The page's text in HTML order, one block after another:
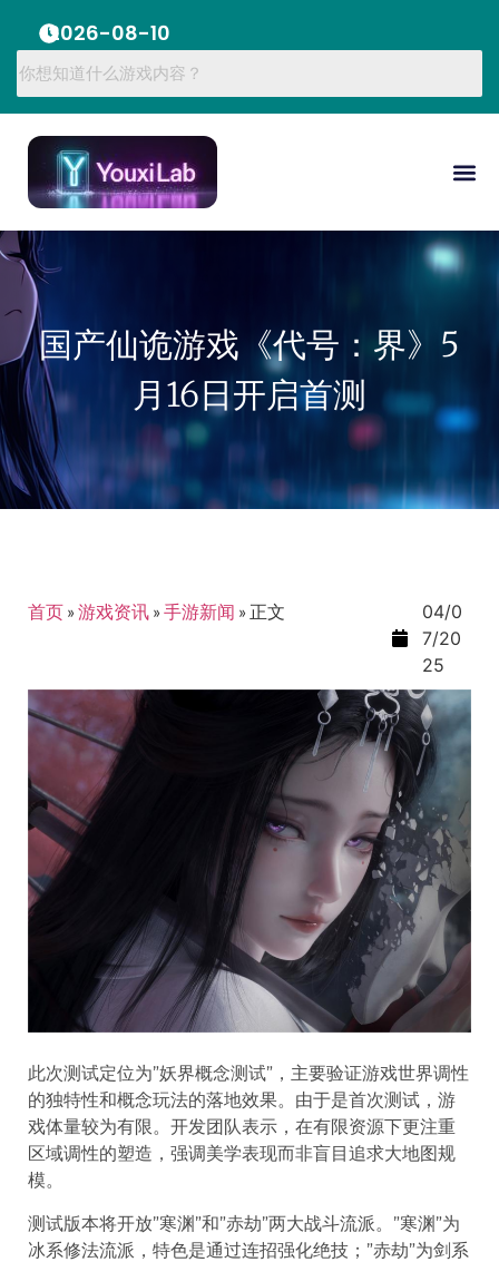
2026-08-10
国产仙诡游戏《代号：界》5
月16日开启首测
首页 »游戏资讯 »手游新闻 » 正文
04/0
7/20
25
此次测试定位为”妖界概念测试”，主要验证游戏世界调性
的独特性和概念玩法的落地效果。由于是首次测试，游
戏体量较为有限。开发团队表示，在有限资源下更注重
区域调性的塑造，强调美学表现而非盲目追求大地图规
模。
测试版本将开放”寒渊”和”赤劫”两大战斗流派。”寒渊”为
冰系修法流派，特色是通过连招强化绝技；”赤劫”为剑系